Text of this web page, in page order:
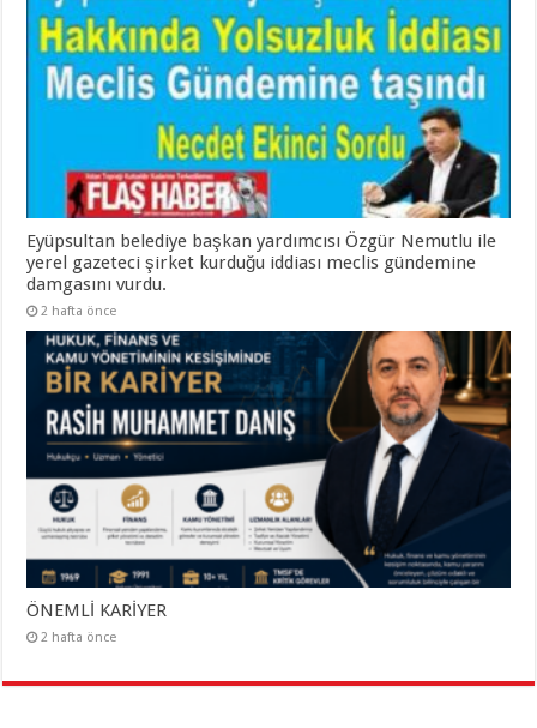
Eyüpsultan belediye başkan yardımcısı Özgür Nemutlu ile
yerel gazeteci şirket kurduğu iddiası meclis gündemine
damgasını vurdu.
2 hafta önce
ÖNEMLİ KARİYER
2 hafta önce